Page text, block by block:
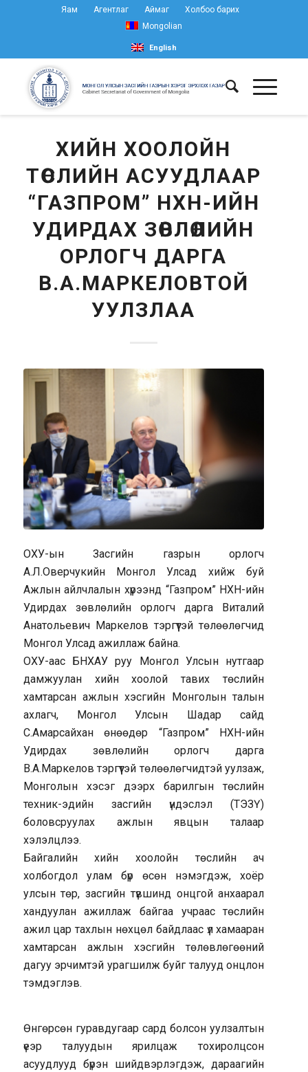
Яам Агентлаг Аймаг
Холбоо барих
Mongolian
English
ХИЙН ХООЛОЙН
ТӨСЛИЙН АСУУДЛААР
“ГАЗПРОМ” НХН-ИЙН
УДИРДАХ ЗӨВЛӨЛИЙН
ОРЛОГЧ ДАРГА
В.А.МАРКЕЛОВТОЙ
УУЛЗЛАА
ОХУ-ын Засгийн газрын орлогч
А.Л.Оверчукийн Монгол Улсад хийж буй
Ажлын айлчлалын хүрээнд “Газпром” НХН-ийн
Удирдах зөвлөлийн орлогч дарга Виталий
Анатольевич Маркелов тэргүүтэй төлөөлөгчид
Монгол Улсад ажиллаж байна.
ОХУ-аас БНХАУ руу Монгол Улсын нутгаар
дамжуулан хийн хоолой тавих төслийн
хамтарсан ажлын хэсгийн Монголын талын
ахлагч, Монгол Улсын Шадар сайд
С.Амарсайхан өнөөдөр “Газпром” НХН-ийн
Удирдах зөвлөлийн орлогч дарга
В.А.Маркелов тэргүүтэй төлөөлөгчидтэй уулзаж,
Монголын хэсэг дээрх барилгын төслийн
техник-эдийн засгийн үндэслэл (ТЭЗҮ)
боловсруулах ажлын явцын талаар
хэлэлцлээ.
Байгалийн хийн хоолойн төслийн ач
холбогдол улам бүр өсөн нэмэгдэж, хоёр
улсын төр, засгийн түвшинд онцгой анхаарал
хандуулан ажиллаж байгаа учраас төслийн
ажил цар тахлын нөхцөл байдлаас үл хамааран
хамтарсан ажлын хэсгийн төлөвлөгөөний
дагуу эрчимтэй урагшилж буйг талууд онцлон
тэмдэглэв.
Өнгөрсөн гуравдугаар сард болсон уулзалтын
үеэр талуудын ярилцаж тохиролцсон
асуудлууд бүрэн шийдвэрлэгдэж, дараагийн